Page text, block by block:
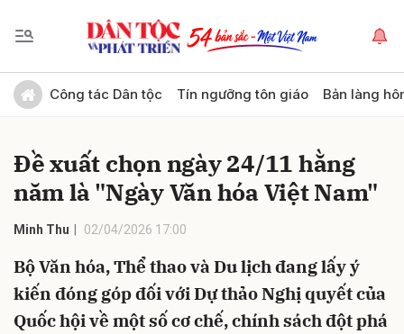
Công tác Dân tộc Tín ngưỡng tôn giáo Bản làng
Đề xuất chọn ngày 24/11 hằng
năm là "Ngày Văn hóa Việt Nam"
Minh Thu 02/04/2026 17:00
Bộ Văn hóa, Thể thao và Du lịch đang lấy ý
kiến đóng góp đối với Dự thảo Nghị quyết của
Quốc hội về một số cơ chế, chính sách đột phá
Gửi bình luận
Hủy Gửi